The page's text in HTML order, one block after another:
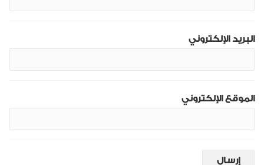
البريد الإلكتروني
الموقع الإلكتروني